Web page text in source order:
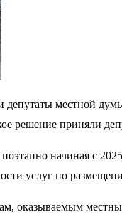
местной
решение приняли
поэтапно начиная с
услуг по
оказываемым